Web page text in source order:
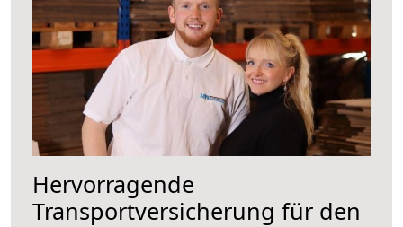
Hervorragende
Transportversicherung für den